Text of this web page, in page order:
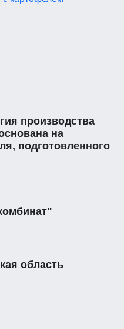
производства
на
подготовленного
область